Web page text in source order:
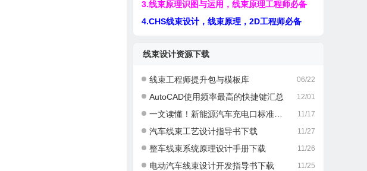
3.线束原理识图与运用，线束原理工程师必备
4.CHS线束设计，线束原理，2D工程师必备
线束设计资源下载
06/22
线束工程师提升包与模板库
12/01
AutoCAD使用频率最高的快捷键汇总
11/17
一文读懂！新能源汽车充电口标准那些事儿
11/27
汽车线束工艺设计指导书下载
11/26
整车线束系统原理设计手册下载
11/25
电动汽车线束设计开发指导书下载